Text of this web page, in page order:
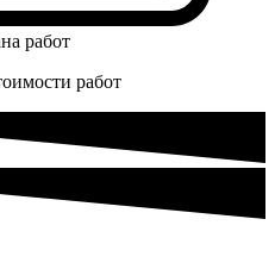
работ
работ